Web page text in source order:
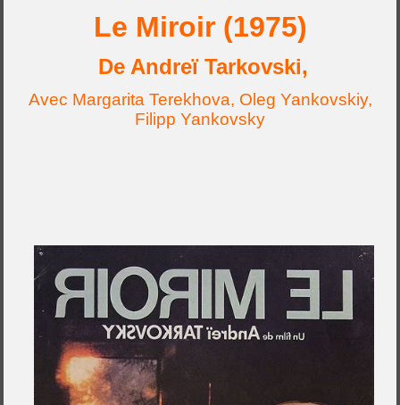
Le Miroir (1975)
De Andreï Tarkovski,
Avec Margarita Terekhova, Oleg Yankovskiy,
Filipp Yankovsky